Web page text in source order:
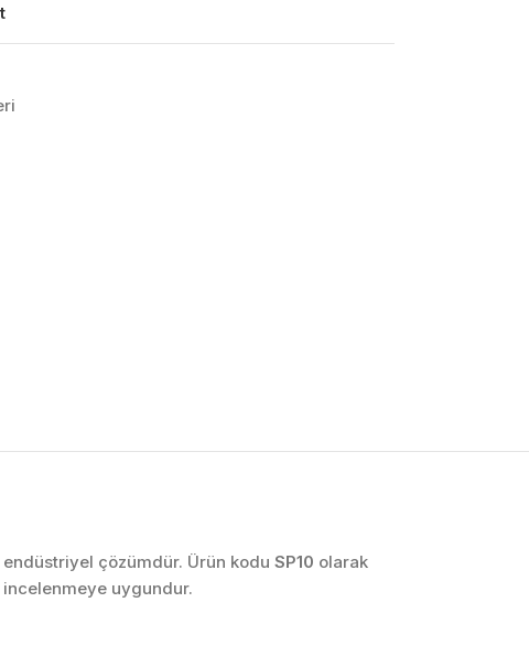
Makine Otomasyonu
Proses Otomasyonu
çözümdür. Ürün kodu SP10 olarak
uygundur.